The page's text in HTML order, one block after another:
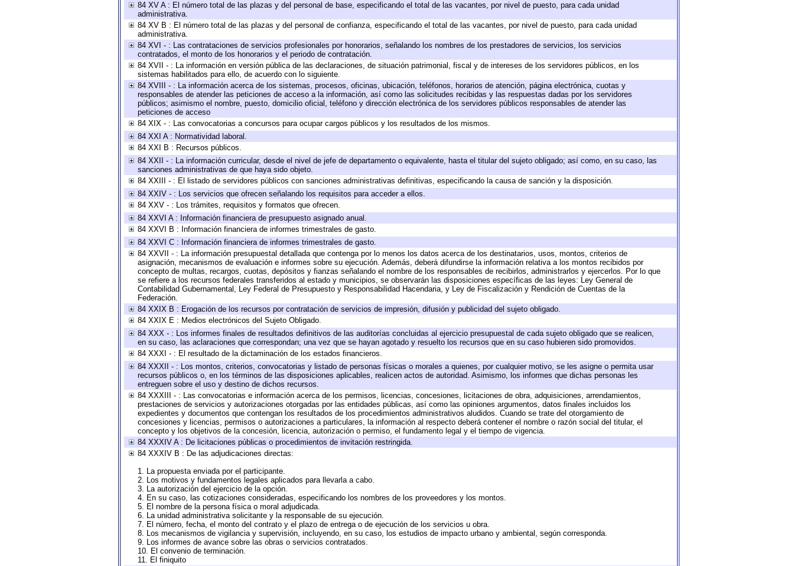
84 XV A : El número total de las plazas y del personal de base, especificando el total de las vacantes, por nivel de puesto, para cada unidad
administrativa.
84 XV B : El número total de las plazas y del personal de confianza, especificando el total de las vacantes, por nivel de puesto, para cada unidad
administrativa.
84 XVI - : Las contrataciones de servicios profesionales por honorarios, señalando los nombres de los prestadores de servicios, los servicios
contratados, el monto de los honorarios y el periodo de contratación.
84 XVII - : La información en versión pública de las declaraciones, de situación patrimonial, fiscal y de intereses de los servidores públicos, en los
sistemas habilitados para ello, de acuerdo con lo siguiente.
84 XVIII - : La información acerca de los sistemas, procesos, oficinas, ubicación, teléfonos, horarios de atención, página electrónica, cuotas y
responsables de atender las peticiones de acceso a la información, así como las solicitudes recibidas y las respuestas dadas por los servidores
públicos; asimismo el nombre, puesto, domicilio oficial, teléfono y dirección electrónica de los servidores públicos responsables de atender las
peticiones de acceso
84 XIX - : Las convocatorias a concursos para ocupar cargos públicos y los resultados de los mismos.
84 XXI A : Normatividad laboral.
84 XXI B : Recursos públicos.
84 XXII - : La información curricular, desde el nivel de jefe de departamento o equivalente, hasta el titular del sujeto obligado; así como, en su caso, las
sanciones administrativas de que haya sido objeto.
84 XXIII - : El listado de servidores públicos con sanciones administrativas definitivas, especificando la causa de sanción y la disposición.
84 XXIV - : Los servicios que ofrecen señalando los requisitos para acceder a ellos.
84 XXV - : Los trámites, requisitos y formatos que ofrecen.
84 XXVI A : Información financiera de presupuesto asignado anual.
84 XXVI B : Información financiera de informes trimestrales de gasto.
84 XXVI C : Información financiera de informes trimestrales de gasto.
84 XXVII - : La información presupuestal detallada que contenga por lo menos los datos acerca de los destinatarios, usos, montos, criterios de
asignación, mecanismos de evaluación e informes sobre su ejecución. Además, deberá difundirse la información relativa a los montos recibidos por
concepto de multas, recargos, cuotas, depósitos y fianzas señalando el nombre de los responsables de recibirlos, administrarlos y ejercerlos. Por lo que
se refiere a los recursos federales transferidos al estado y municipios, se observarán las disposiciones específicas de las leyes: Ley General de
Contabilidad Gubernamental, Ley Federal de Presupuesto y Responsabilidad Hacendaria, y Ley de Fiscalización y Rendición de Cuentas de la
Federación.
84 XXIX B : Erogación de los recursos por contratación de servicios de impresión, difusión y publicidad del sujeto obligado.
84 XXIX E : Medios electrónicos del Sujeto Obligado.
84 XXX - : Los informes finales de resultados definitivos de las auditorías concluidas al ejercicio presupuestal de cada sujeto obligado que se realicen,
en su caso, las aclaraciones que correspondan; una vez que se hayan agotado y resuelto los recursos que en su caso hubieren sido promovidos.
84 XXXI - : El resultado de la dictaminación de los estados financieros.
84 XXXII - : Los montos, criterios, convocatorias y listado de personas físicas o morales a quienes, por cualquier motivo, se les asigne o permita usar
recursos públicos o, en los términos de las disposiciones aplicables, realicen actos de autoridad. Asimismo, los informes que dichas personas les
entreguen sobre el uso y destino de dichos recursos.
84 XXXIII - : Las convocatorias e información acerca de los permisos, licencias, concesiones, licitaciones de obra, adquisiciones, arrendamientos,
prestaciones de servicios y autorizaciones otorgadas por las entidades públicas, así como las opiniones argumentos, datos finales incluidos los
expedientes y documentos que contengan los resultados de los procedimientos administrativos aludidos. Cuando se trate del otorgamiento de
concesiones y licencias, permisos o autorizaciones a particulares, la información al respecto deberá contener el nombre o razón social del titular, el
concepto y los objetivos de la concesión, licencia, autorización o permiso, el fundamento legal y el tiempo de vigencia.
84 XXXIV A : De licitaciones públicas o procedimientos de invitación restringida.
84 XXXIV B : De las adjudicaciones directas:
1. La propuesta enviada por el participante.
2. Los motivos y fundamentos legales aplicados para llevarla a cabo.
3. La autorización del ejercicio de la opción.
4. En su caso, las cotizaciones consideradas, especificando los nombres de los proveedores y los montos.
5. El nombre de la persona física o moral adjudicada.
6. La unidad administrativa solicitante y la responsable de su ejecución.
7. El número, fecha, el monto del contrato y el plazo de entrega o de ejecución de los servicios u obra.
8. Los mecanismos de vigilancia y supervisión, incluyendo, en su caso, los estudios de impacto urbano y ambiental, según corresponda.
9. Los informes de avance sobre las obras o servicios contratados.
10. El convenio de terminación.
11. El finiquito